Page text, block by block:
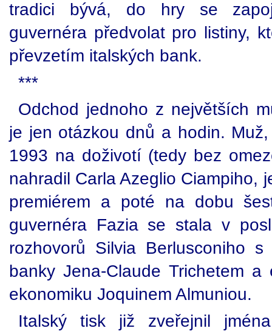
tradici bývá, do hry se
guvernéra předvolat pro listiny,
převzetím italských bank.
***
Odchod jednoho z největších
je jen otázkou dnů a hodin.
1993 na doživotí (tedy bez
nahradil Carla Azeglio Ciampiho,
premiérem a poté na dobu
guvernéra Fazia se stala v
rozhovorů Silvia Berlusconiho
banky Jena-Claude Trichetem a
ekonomiku Joquinem Almuniou.
Italský tisk již zveřejnil